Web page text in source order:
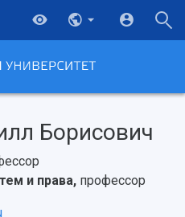
Борисович
и права, профессор